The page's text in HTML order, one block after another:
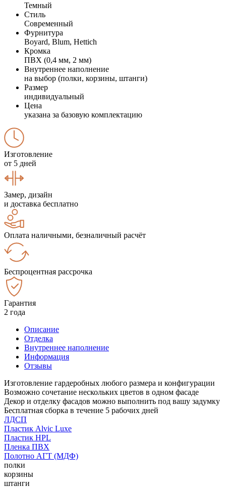
Темный
Стиль
Современный
Фурнитура
Boyard, Blum, Hettich
Кромка
ПВХ (0,4 мм, 2 мм)
Внутреннее наполнение
на выбор (полки, корзины, штанги)
Размер
индивидуальный
Цена
указана за базовую комплектацию
Изготовление
от 5 дней
Замер, дизайн
и доставка бесплатно
Оплата наличными, безналичный расчёт
Беспроцентная рассрочка
Гарантия
2 года
Описание
Отделка
Внутреннее наполнение
Информация
Отзывы
Изготовление гардеробных любого размера и конфигурации
Возможно сочетание нескольких цветов в одном фасаде
Декор и отделку фасадов можно выполнить под вашу задумку
Бесплатная сборка в течение 5 рабочих дней
ЛДСП
Пластик Alvic Luxe
Пластик HPL
Пленка ПВХ
Полотно АГТ (МДФ)
полки
корзины
штанги